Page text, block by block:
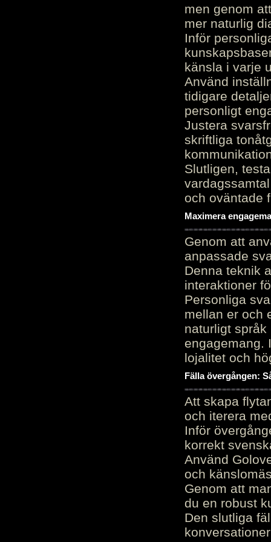
men genom
mer naturlig
Inför
känsla i varje
Använd
tidigare
personligt
Justera
skriftliga
Slutligen,
och oväntade
Maximera
Genom att
anpassade
Denna teknik
interaktioner
Personliga
mellan er och
naturligt
engagemang.
lojalitet och
Fälla övergången:
Att skapa
och iterera
Inför
korrekt
Använd
och
Genom att
du en robust
Den slutliga